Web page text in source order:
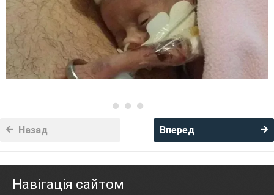
Вперед
Назад
Навігація сайтом